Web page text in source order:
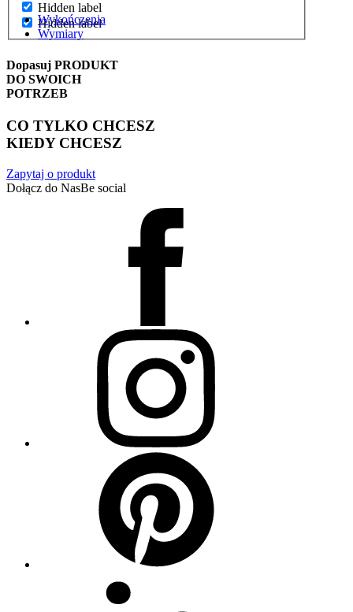
Hidden label
Hidden label
Wykończenia
Wymiary
Dopasuj PRODUKT
DO SWOICH
POTRZEB
CO TYLKO CHCESZ
KIEDY CHCESZ
Zapytaj o produkt
Dołącz do NasBe social